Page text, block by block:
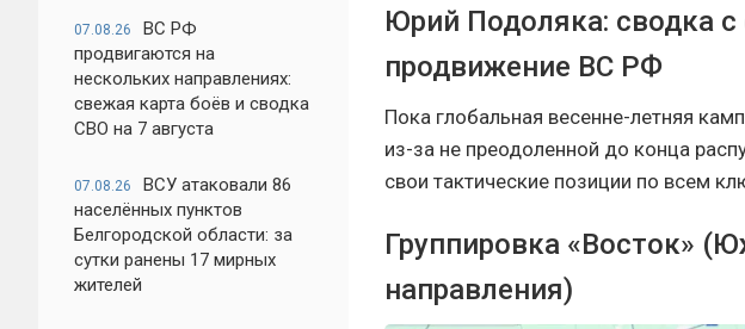
07.08.26
ВС РФ
продвигаются на
нескольких направлениях:
свежая карта боёв и сводка
СВО на 7 августа
07.08.26
ВСУ атаковали 86
населённых пунктов
Белгородской области: за
сутки ранены 17 мирных
жителей
Юрий Подоляка: сводка с
продвижение ВС РФ
Пока глобальная весенне-летняя
из-за не преодоленной до конца
свои тактические позиции по всем
Группировка «Восток»
направления)